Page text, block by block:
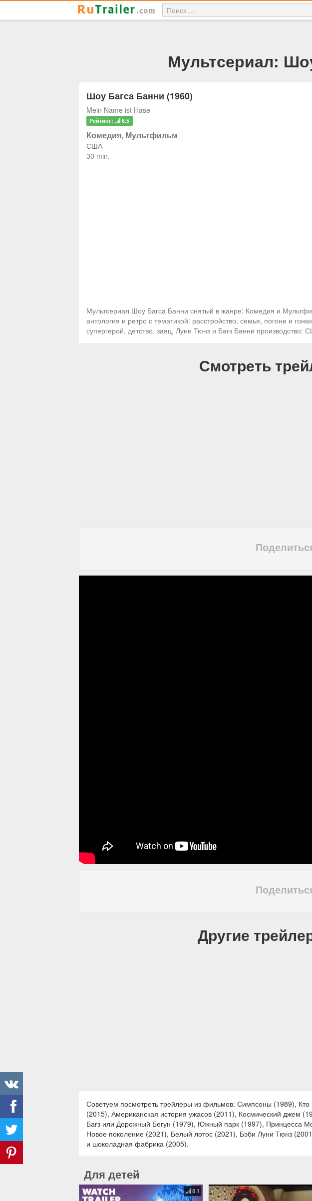
Мультсериал:
Шоу Багса Банни (1960)
Mein Name ist Hase
Рейтинг: 8.5
Комедия, Мультфильм
США
30 min.
Мультсериал Шоу Багса Банни снятый в жанре: Комедия и
антология и ретро с тематикой: расстройство, семья, погони и
супергерой, детство, заяц, Луни Тюнз и Багз Банни производство:
Смотреть
Другие
Советуем посмотреть трейлеры из фильмов: Симпсоны (1989),
(2015), Американская история ужасов (2011), Космический джем
Багз или Дорожный Бегун (1979), Южный парк (1997), Принцесса
Новое поколение (2021), Белый лотос (2021), Бэби Луни Тюнз
и шоколадная фабрика (2005).
Для детей
8.1